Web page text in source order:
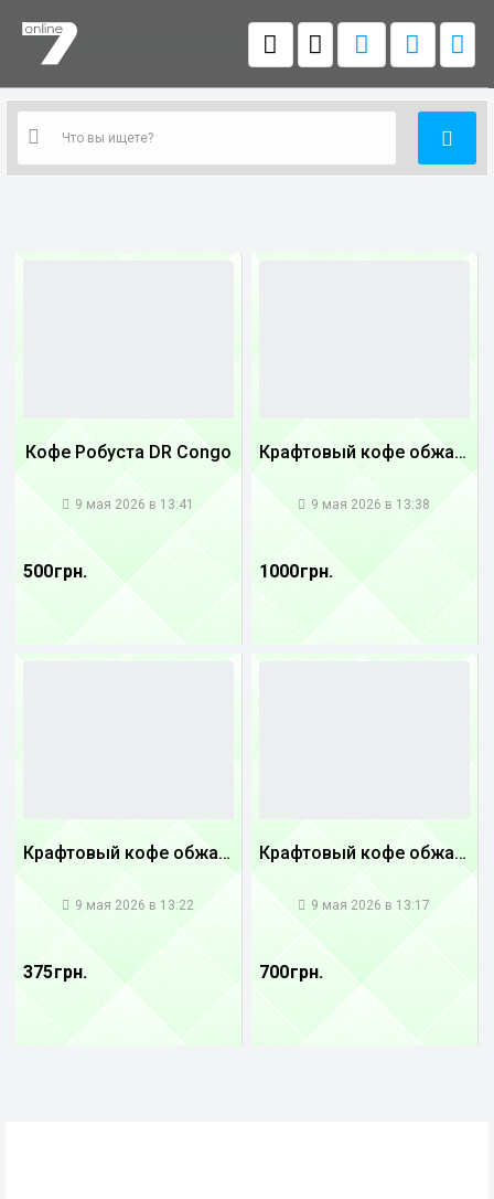
Кофе Робуста DR Congo
9 мая 2026 в 13:41
500 грн.
Крафтовый кофе обжареный Танзания
9 мая 2026 в 13:38
1000 грн.
Крафтовый кофе обжареный купаж арабики 5...
9 мая 2026 в 13:22
375 грн.
Крафтовый кофе обжареный купаж арабики 3...
9 мая 2026 в 13:17
700 грн.